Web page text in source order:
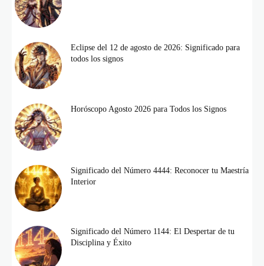
Eclipse del 12 de agosto de 2026: Significado para
todos los signos
Horóscopo Agosto 2026 para Todos los Signos
Significado del Número 4444: Reconocer tu Maestría
Interior
Significado del Número 1144: El Despertar de tu
Disciplina y Éxito